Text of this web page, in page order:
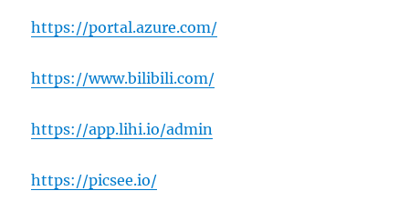
https://portal.azure.com/
https://www.bilibili.com/
https://app.lihi.io/admin
https://picsee.io/